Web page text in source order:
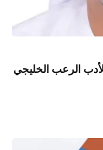
الرعب الخليجي